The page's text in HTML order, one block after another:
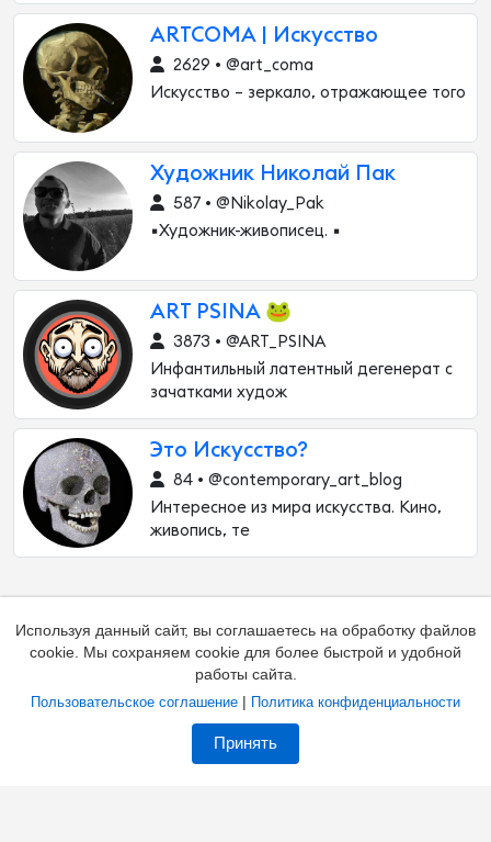
ARTCOMA | Искусство
2629 • @art_coma
Искусство – зеркало, отражающее того
Художник Николай Пак
587 • @Nikolay_Pak
▪️Художник-живописец. ▪️
ART PSINA 🐸
3873 • @ART_PSINA
Инфантильный латентный дегенерат с
зачатками худож
Это Искусство?
84 • @contemporary_art_blog
Интересное из мира искусства. Кино,
живопись, те
Контакты
Используя данный сайт, вы соглашаетесь на обработку файлов
cookie. Мы сохраняем cookie для более быстрой и удобной
работы сайта.
Пользовательское соглашение | Политика конфиденциальности
Принять